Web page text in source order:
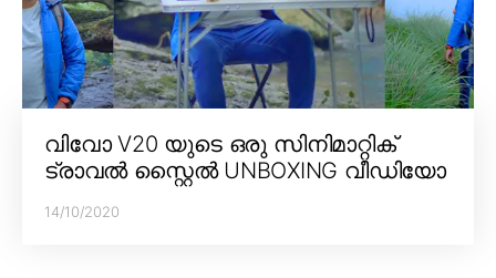
വിവോ V20 യുടെ ഒരു സിനിമാറ്റിക്
ട്രാവൽ സ്റ്റൈൽ UNBOXING വീഡിയോ
14/10/2020